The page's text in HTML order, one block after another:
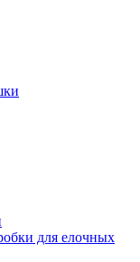
для елочных